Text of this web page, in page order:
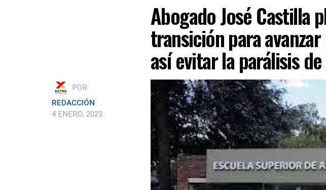
Abogado José Castilla
transición para
así evitar la parálisis
POR:
REDACCIÓN
4 ENERO, 2023